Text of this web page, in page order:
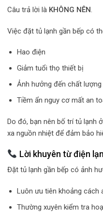
Câu trả lời là KHÔNG NÊN.
Việc đặt tủ lạnh gần bếp có
Hao điện
Giảm tuổi thọ thiết bị
Ảnh hưởng đến chất
Tiềm ẩn nguy cơ mất an
Do đó, bạn nên bố trí tủ lạnh
xa nguồn nhiệt để đảm bảo
Lời khuyên từ điện
Đặt tủ lạnh gần bếp có ảnh
Luôn ưu tiên khoảng cách
Thường xuyên kiểm tra